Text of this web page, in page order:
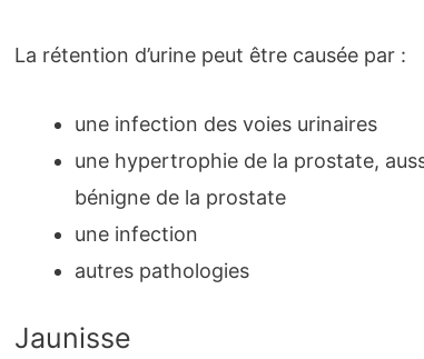
La rétention d’urine peut être causée par :
une infection des voies urinaires
une hypertrophie de la prostate,
bénigne de la prostate
une infection
autres pathologies
Jaunisse